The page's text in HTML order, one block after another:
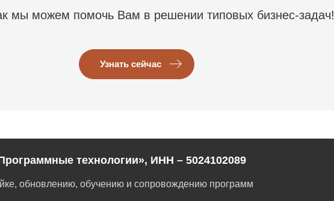
мы можем помочь Вам в решении типовых бизнес-задач!
Узнать сейчас
технологии», ИНН – 5024102089
обновлению, обучению и сопровождению программ